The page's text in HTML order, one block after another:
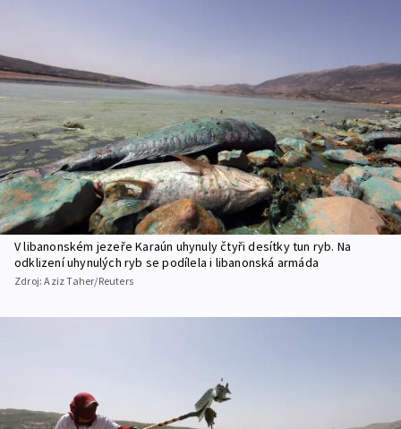
V libanonském jezeře Karaún uhynuly čtyři desítky tun ryb. Na
odklizení uhynulých ryb se podílela i libanonská armáda
Zdroj:Aziz Taher/Reuters